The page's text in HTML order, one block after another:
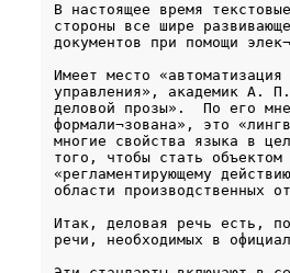
В настоящее время
стороны все шире
документов при помощи
Имеет место
управления», академик А.
деловой прозы».  По его
формали¬зована», это
многие свойства языка в
того, чтобы стать объектом
«регламентирующему
области производственных
Итак, деловая речь есть, по
речи, необходимых в